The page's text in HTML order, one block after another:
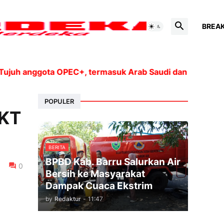
OPEC+, termasuk Arab Saudi dan Rusia, akan
0
POPULER
BERITA
BPBD Kab. Barru Salurkan Air
Bersih ke Masyarakat
Dampak Cuaca Ekstrim
by Redaktur - 11:47